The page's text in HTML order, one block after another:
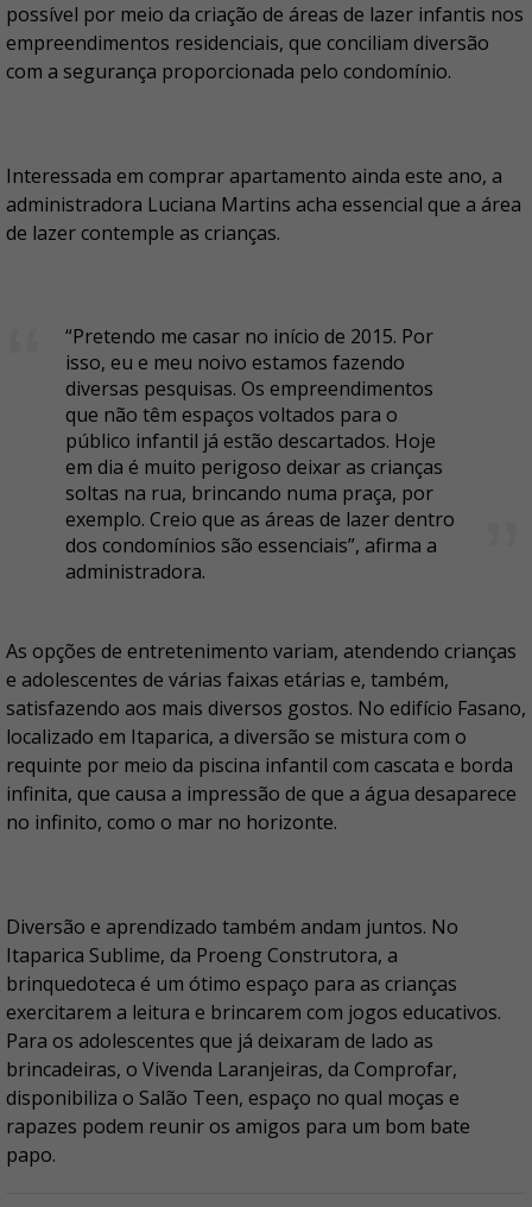
possível por meio da criação de áreas de lazer infantis nos
empreendimentos residenciais, que conciliam diversão
com a segurança proporcionada pelo condomínio.
Interessada em comprar apartamento ainda este ano, a
administradora Luciana Martins acha essencial que a área
de lazer contemple as crianças.
“Pretendo me casar no início de 2015. Por
isso, eu e meu noivo estamos fazendo
diversas pesquisas. Os empreendimentos
que não têm espaços voltados para o
público infantil já estão descartados. Hoje
em dia é muito perigoso deixar as crianças
soltas na rua, brincando numa praça, por
exemplo. Creio que as áreas de lazer dentro
dos condomínios são essenciais”, afirma a
administradora.
As opções de entretenimento variam, atendendo crianças
e adolescentes de várias faixas etárias e, também,
satisfazendo aos mais diversos gostos. No edifício Fasano,
localizado em Itaparica, a diversão se mistura com o
requinte por meio da piscina infantil com cascata e borda
infinita, que causa a impressão de que a água desaparece
no infinito, como o mar no horizonte.
Diversão e aprendizado também andam juntos. No
Itaparica Sublime, da Proeng Construtora, a
brinquedoteca é um ótimo espaço para as crianças
exercitarem a leitura e brincarem com jogos educativos.
Para os adolescentes que já deixaram de lado as
brincadeiras, o Vivenda Laranjeiras, da Comprofar,
disponibiliza o Salão Teen, espaço no qual moças e
rapazes podem reunir os amigos para um bom bate
papo.